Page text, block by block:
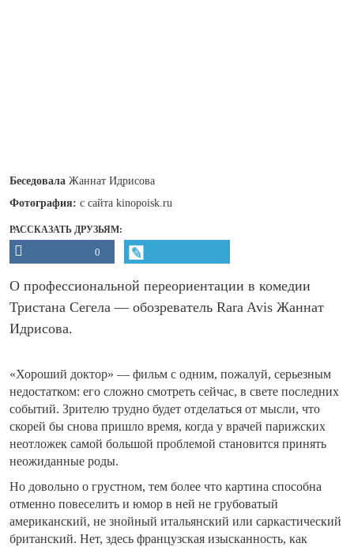
Беседовала Жаннат Идрисова
Фотография: с сайта kinopoisk.ru
РАССКАЗАТЬ ДРУЗЬЯМ:
0
О профессиональной переориентации в комедии
Тристана Сегела — обозреватель Rara Avis Жаннат
Идрисова.
«Хороший доктор» — фильм с одним, пожалуй, серьезным
недостатком: его сложно смотреть сейчас, в свете последних
событий. Зрителю трудно будет отделаться от мысли, что
скорей бы снова пришло время, когда у врачей парижских
неотложек самой большой проблемой становится принять
неожиданные роды.
Но довольно о грустном, тем более что картина способна
отменно повеселить и юмор в ней не грубоватый
американский, не знойный итальянский или саркастический
британский. Нет, здесь французская изысканность, как